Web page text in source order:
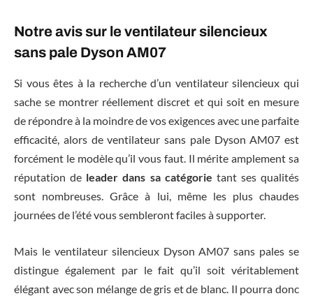
Notre avis sur le ventilateur silencieux
sans pale Dyson AM07
Si vous êtes à la recherche d’un ventilateur silencieux qui
sache se montrer réellement discret et qui soit en mesure
de répondre à la moindre de vos exigences avec une parfaite
efficacité, alors de ventilateur sans pale Dyson AM07 est
forcément le modèle qu’il vous faut. Il mérite amplement sa
réputation de leader dans sa catégorie tant ses qualités
sont nombreuses. Grâce à lui, même les plus chaudes
journées de l’été vous sembleront faciles à supporter.
Mais le ventilateur silencieux Dyson AM07 sans pales se
distingue également par le fait qu’il soit véritablement
élégant avec son mélange de gris et de blanc. Il pourra donc